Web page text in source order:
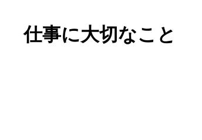
仕事に大切なこと